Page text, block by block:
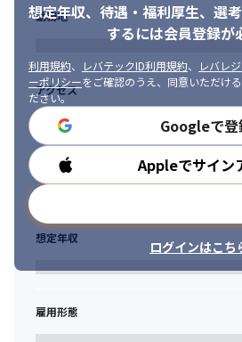
想定年収、待遇・福利厚生、 選
するには会員登録が
利用規約、 レバテックID利用規約、
レバレ
ーポリシーをご確認のうえ、同意いただけ
ださい。
Googleで登
Appleでサイン
ログインはこち
勤務地
アクセス
勤務時間
想定年収
雇用形態